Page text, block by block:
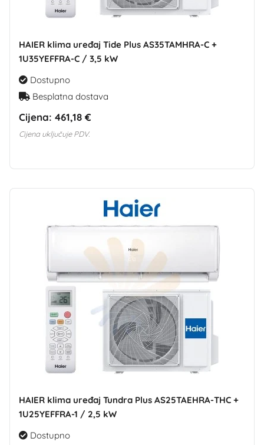
HAIER klima uređaj Tide Plus AS35TAMHRA-C +
1U35YEFFRA-C / 3,5 kW
Dostupno
Besplatna dostava
Cijena: 461,18 €
Cijena uključuje PDV.
HAIER klima uređaj Tundra Plus AS25TAEHRA-THC +
1U25YEFFRA-1 / 2,5 kW
Dostupno